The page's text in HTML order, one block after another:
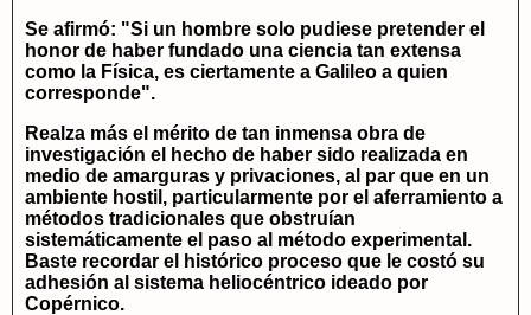
Se afirmó: "Si un hombre solo pudiese pretender el
honor de haber fundado una ciencia tan extensa
como la Física, es ciertamente a Galileo a quien
corresponde".
Realza más el mérito de tan inmensa obra de
investigación el hecho de haber sido realizada en
medio de amarguras y privaciones, al par que en un
ambiente hostil, particularmente por el aferramiento a
métodos tradicionales que obstruían
sistemáticamente el paso al método experimental.
Baste recordar el histórico proceso que le costó su
adhesión al sistema heliocéntrico ideado por
Copérnico.